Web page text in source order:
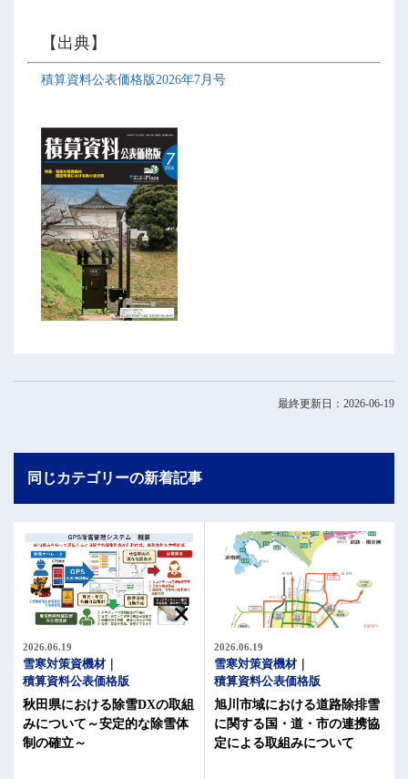
【出典】
積算資料公表価格版2026年7月号
最終更新日：2026-06-19
同じカテゴリーの新着記事
2026.06.19
雪寒対策資機材
積算資料公表価格版
秋田県における除雪DXの取組
みについて～安定的な除雪体
制の確立～
2026.06.19
雪寒対策資機材
積算資料公表価格版
旭川市域における道路除排雪
に関する国・道・市の連携協
定による取組みについて